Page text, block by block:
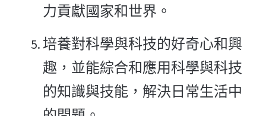
力貢獻國家和世界。
培養對科學與科技的好奇心和興
趣，並能綜合和應用科學與科技
的知識與技能，解決日常生活中